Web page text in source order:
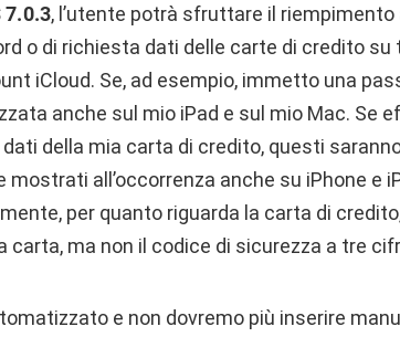
7.0.3, l’utente potrà sfruttare il
o di richiesta dati delle carte di credito su
iCloud. Se, ad esempio, immetto una
anche sul mio iPad e sul mio Mac. Se
della mia carta di credito, questi
all’occorrenza anche su iPhone e
per quanto riguarda la carta di
carta, ma non il codice di sicurezza a tre
e non dovremo più inserire